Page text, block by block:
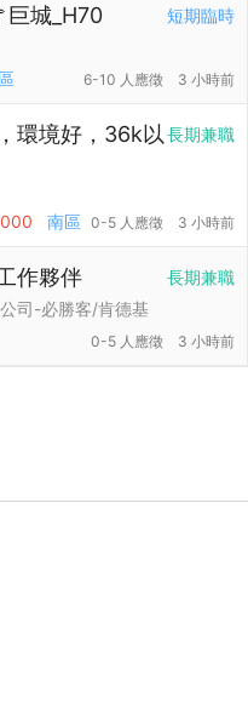
短期臨時
巨城_H70
6-10 人應徵 3 小時前
長期兼職
環境好，36k以
南區 0-5 人應徵 3 小時前
長期兼職
作夥伴
司-必勝客/肯德基
0-5 人應徵 3 小時前